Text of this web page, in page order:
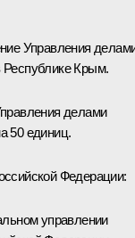
Управления
Республике Крым.
делами
50 единиц.
Федерации:
управлении